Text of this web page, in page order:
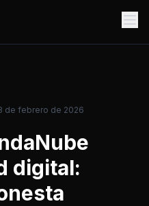
de febrero de 2026
digital: